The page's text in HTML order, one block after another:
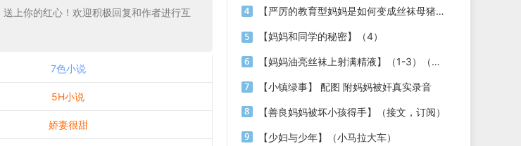
上你的红心！欢迎积极回复和作者进行互
7色小说
5H小说
娇妻很甜
【严厉的教育型妈妈是如何变成丝袜母猪的】第六章，更新完毕。
【妈妈和同学的秘密】（4）
【妈妈油亮丝袜上射满精液】（1-3）（照片、插图，丝袜+绿母+乱伦）
【小镇绿事】 配图 附妈妈被奸真实录音
【善良妈妈被坏小孩得手】（接文，订阅）
【少妇与少年】（小马拉大车）